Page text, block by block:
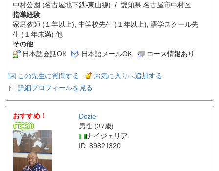
中村公園 (名古屋地下鉄-東山線) / 愛知県 名古屋市中村区
指導経験
家庭教師 (１年以上), 中学校先生 (１年以上), 語学スクール先
生 (１年未満) 他
その他
日本語会話OK
日本語メールOK コース情報あり
この先生に質問する
お気に入りへ追加する
詳細プロフィールを見る
おすすめ！
Dozie
男性 (37歳)
ナイジェリア
ID: 89821320